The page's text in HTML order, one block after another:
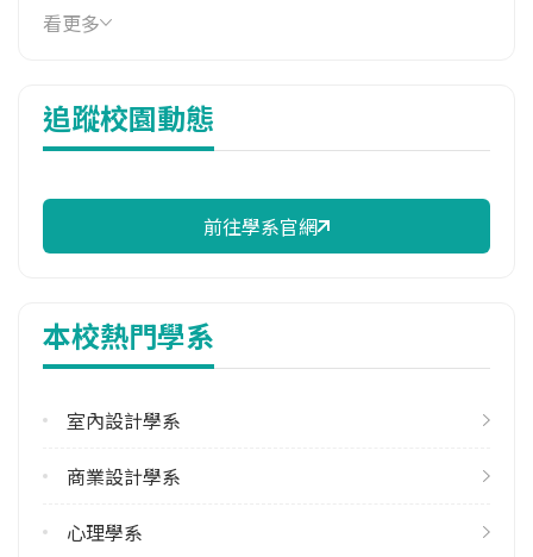
114年學費
41,380 元/學期
14,170 元/學期
114年註冊率
113學年度上學期
113學年度下學期
19
修輔系人數
17
113學年度下學期
看更多
追蹤校園動態
前往學系官網
本校熱門學系
室內設計學系
商業設計學系
心理學系